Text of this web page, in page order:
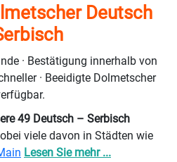
Deutsch
· Bestätigung innerhalb von
· Beeidigte Dolmetscher
49 Deutsch – Serbisch
viele davon in Städten wie
Lesen Sie mehr ...